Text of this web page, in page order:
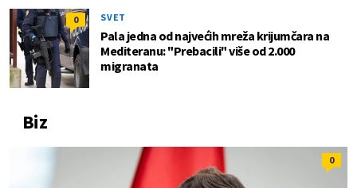
0 SVET
Pala jedna od najvećih mreža krijumčara na
Mediteranu: "Prebacili" više od 2.000
migranata
Biz
0